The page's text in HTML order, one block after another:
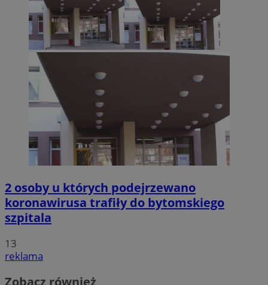
2 osoby u których podejrzewano
koronawirusa trafiły do bytomskiego
szpitala
13
reklama